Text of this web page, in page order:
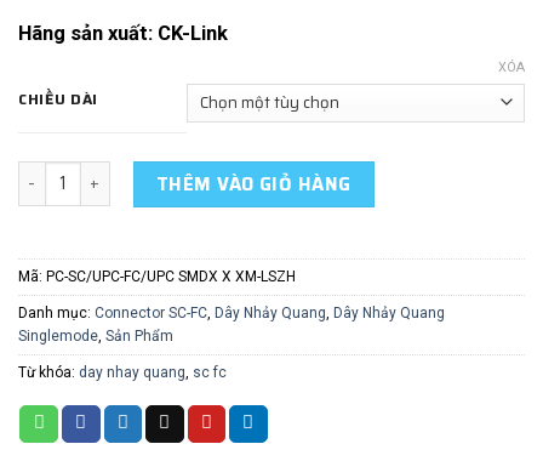
Hãng sản xuất: CK-Link
CHIỀU DÀI
XÓA
Dây Nhảy Quang SC/UPC-FC/UPC Singlemode Duplex số lượng
THÊM VÀO GIỎ HÀNG
Mã: PC-SC/UPC-FC/UPC SMDX X XM-LSZH
Danh mục: Connector SC-FC Dây Nhảy Quang Dây Nhảy Quang
Singlemode Sản Phẩm
Từ khóa: day nhay quang sc fc